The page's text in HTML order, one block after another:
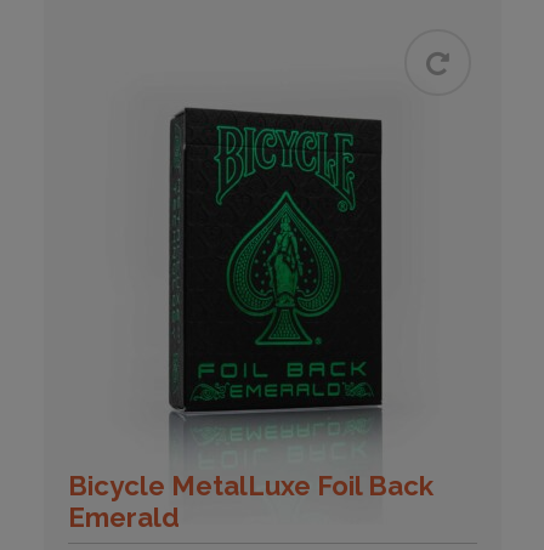
Bicycle MetalLuxe Foil Back
Emerald